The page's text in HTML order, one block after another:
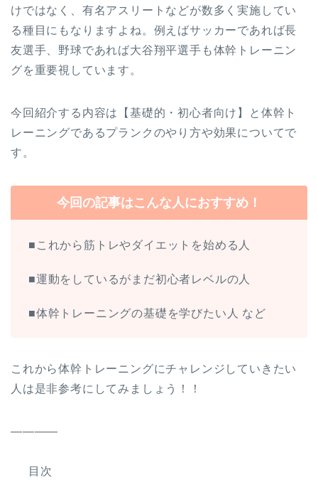
けではなく、有名アスリートなどが数多く実施してい
る種目にもなりますよね。例えばサッカーであれば長
友選手、野球であれば大谷翔平選手も体幹トレーニン
グを重要視しています。
今回紹介する内容は【基礎的・初心者向け】と体幹ト
レーニングであるプランクのやり方や効果についてで
す。
今回の記事はこんな人におすすめ！
■これから筋トレやダイエットを始める人
■運動をしているがまだ初心者レベルの人
■体幹トレーニングの基礎を学びたい人 など
これから体幹トレーニングにチャレンジしていきたい
人は是非参考にしてみましょう！！
――――
目次